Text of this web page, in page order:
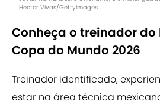
Hector Vivas/GettyImages
Conheça o treinador do
Copa do Mundo 2026
Treinador identificado,
estar na área técnica